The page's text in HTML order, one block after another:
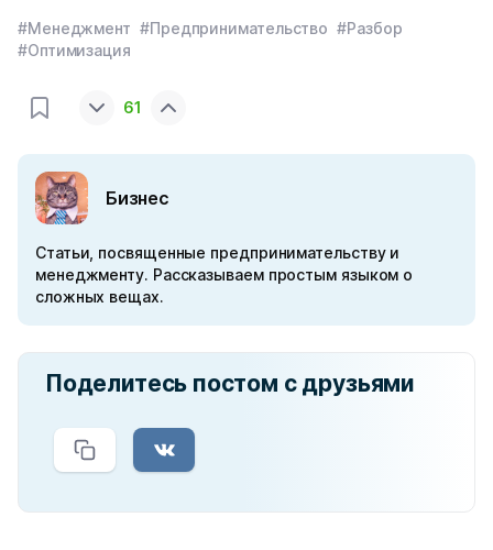
#Менеджмент #Предпринимательство #Разбор
#Оптимизация
61
Бизнес
Статьи, посвященные предпринимательству и
менеджменту. Рассказываем простым языком о
сложных вещах.
Поделитесь постом с друзьями